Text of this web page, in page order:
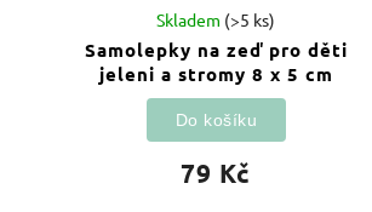
Samolepky na zeď pro děti
jeleni a stromy 8 x 5 cm
Skladem (>5 ks)
79 Kč
Do košíku